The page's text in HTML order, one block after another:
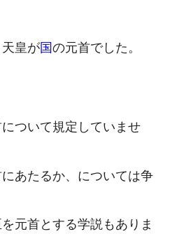
皇が国の元首でした。
ついて規定していませ
あたるか、については争
元首とする学説もありま